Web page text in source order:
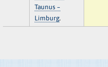
Taunus –
Limburg.